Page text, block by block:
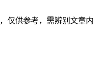
仅供参考，需辨别文章内